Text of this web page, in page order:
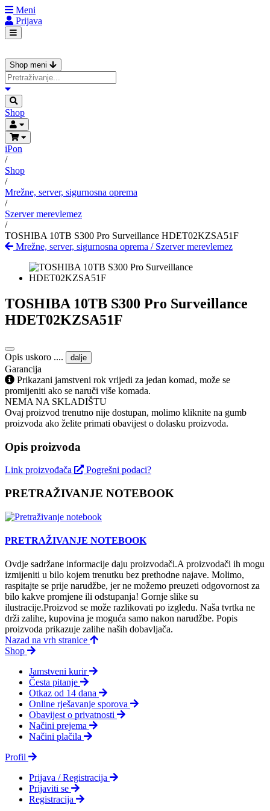
Meni
Prijava
Shop meni
Shop
iPon
/
Shop
/
Mrežne, server, sigurnosna oprema
/
Szerver merevlemez
/
TOSHIBA 10TB S300 Pro Surveillance HDET02KZSA51F
Mrežne, server, sigurnosna oprema / Szerver merevlemez
TOSHIBA 10TB S300 Pro Surveillance
HDET02KZSA51F
Opis uskoro .... dalje
Garancija
Prikazani jamstveni rok vrijedi za jedan komad, može se
promijeniti ako se naruči više komada.
NEMA NA SKLADIŠTU
Ovaj proizvod trenutno nije dostupan, molimo kliknite na gumb
proizvoda ako želite primati obavijest o dolasku proizvoda.
Opis proizvoda
Link proizvođača Pogrešni podaci?
PRETRAŽIVANJE NOTEBOOK
PRETRAŽIVANJE NOTEBOOK
Ovdje sadržane informacije daju proizvodači.A proizvodači ih mogu
izmijeniti u bilo kojem trenutku bez prethodne najave. Molimo,
raspitajte se prije narudžbe, jer ne možemo preuzeti odgovornost za
bilo kakve promjene ili odstupanja! Gornje slike su
ilustracije.Proizvod se može razlikovati po izgledu. Naša tvrtka ne
drži zalihe, kupovina je moguća samo nakon narudžbe. Popis
proizvoda prikazuje zalihe naših dobavljača.
Nazad na vrh stranice
Shop
Jamstveni kurir
Česta pitanje
Otkaz od 14 dana
Online rješavanje sporova
Obavijest o privatnosti
Načini prejema
Načini plačila
Profil
Prijava / Registracija
Prijaviti se
Registracija